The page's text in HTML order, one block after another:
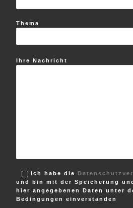
Thema
Ihre Nachricht
Ich habe die
und bin mit der Speicherung
hier angegebenen Daten unter
Bedingungen einverstanden